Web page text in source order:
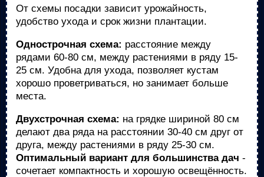
От схемы посадки зависит урожайность,
удобство ухода и срок жизни плантации.
Однострочная схема: расстояние между
рядами 60-80 см, между растениями в ряду 15-
25 см. Удобна для ухода, позволяет кустам
хорошо проветриваться, но занимает больше
места.
Двухстрочная схема: на грядке шириной 80 см
делают два ряда на расстоянии 30-40 см друг от
друга, между растениями в ряду 25-30 см.
Оптимальный вариант для большинства дач -
сочетает компактность и хорошую освещённость.